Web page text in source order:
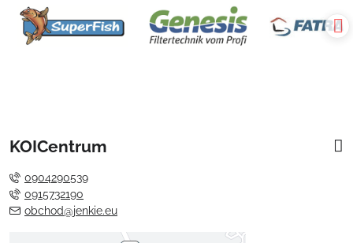
KOICentrum
0904290539
0915732190
obchod@jenkie.eu